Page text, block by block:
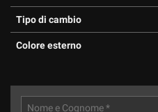
Tipo di cambio
Colore esterno